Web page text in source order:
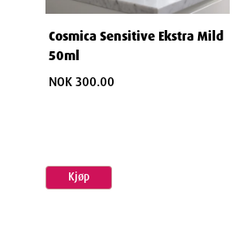
Cosmica Sensitive Ekstra Mild
50ml
NOK 300.00
Kjøp